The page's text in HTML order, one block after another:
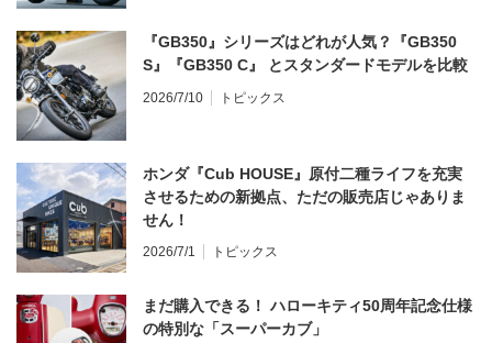
『GB350』シリーズはどれが人気？『GB350
S』『GB350 C』 とスタンダードモデルを比較
2026/7/10 トピックス
ホンダ『Cub HOUSE』原付二種ライフを充実
させるための新拠点、ただの販売店じゃありま
せん！
2026/7/1 トピックス
まだ購入できる！ ハローキティ50周年記念仕様
の特別な「スーパーカブ」